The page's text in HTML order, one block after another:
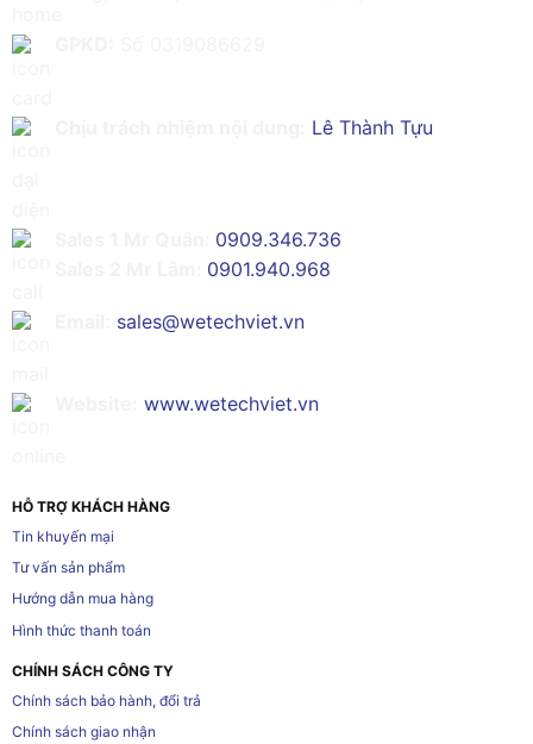
Lê Thành Tựu
0909.346.736
0901.940.968
sales@wetechviet.vn
www.wetechviet.vn
HỖ TRỢ KHÁCH HÀNG
Tin khuyến mại
Tư vấn sản phẩm
Hướng dẫn mua hàng
Hình thức thanh toán
CHÍNH SÁCH CÔNG TY
Chính sách bảo hành, đổi trả
Chính sách giao nhận